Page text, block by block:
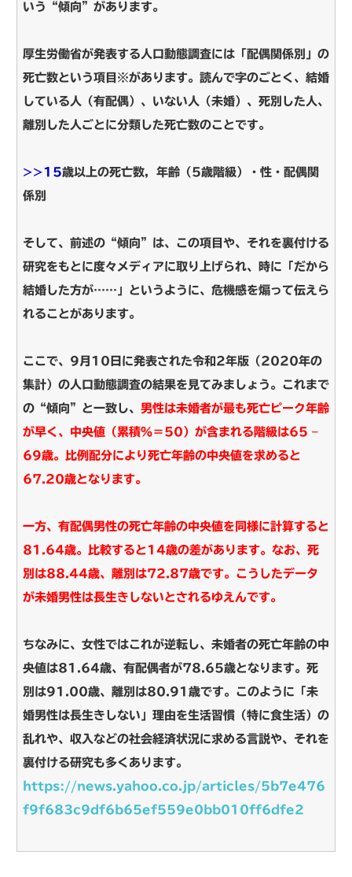
いう“傾向”があります。
厚生労働省が発表する人口動態調査には「配偶関係別」の
死亡数という項目※があります。 読んで字のごとく、結婚
している人（有配偶）、いない人（未婚）、死別した人、
離別した人ごとに分類した死亡数のことです。
>>15歳以上の死亡数，年齢（5歳階級）・性・配偶関
係別
そして、前述の“傾向”は、この項目や、それを裏付ける
研究をもとに度々メディアに取り上げられ、
時に「だから
結婚した方が……」というように、危機感を煽って伝えら
れることがあります。
ここで、9月10日に発表された令和2年版（2020年の
集計）の人口動態調査の結果を見てみましょう。 これまで
の“傾向”と一致し、 男性は未婚者が最も死亡ピーク年齢
が早く、中央値（累積％＝50）が含まれる階級は65 –
69歳。
比例配分により死亡年齢の中央値を求めると
67.20歳となります。
一方、有配偶男性の死亡年齢の中央値を同様に計算すると
81.64歳。比較すると14歳の差があります。 なお、死
別は88.44歳、離別は72.87歳です。こうしたデータ
が未婚男性は長生きしないとされるゆえんです。
ちなみに、女性ではこれが逆転し、未婚者の死亡年齢の中
央値は81.64歳、有配偶者が78.65歳となります。死
別は91.00歳、離別は80.91歳です。 このように「未
婚男性は長生きしない」理由を生活習慣（特に食生活）の
乱れや、収入などの社会経済状況に求める言説や、それを
裏付ける研究も多くあります。
https://news.yahoo.co.jp/articles/5b7e476
f9f683c9df6b65ef559e0bb010ff6dfe2